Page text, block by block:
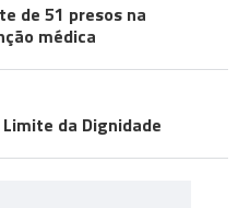
de 51 presos na
médica
da Dignidade